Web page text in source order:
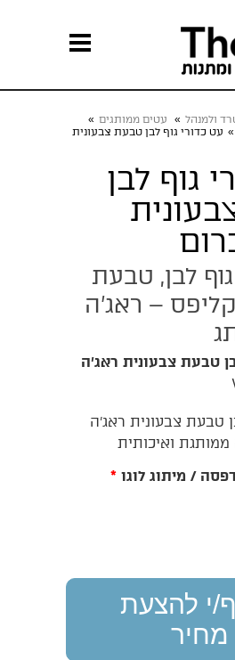
ולמנהל » עטים ממותגים »
» עט כדורי גוף לבן טבעת צבעונית
גוף לבן
לבן, טבעת
– ראג’ה
טבעת צבעונית ראג’ה
טבעת צבעונית ראג’ה
ואיכותית
/ מיתוג לוגו *
י להצעת
מחיר